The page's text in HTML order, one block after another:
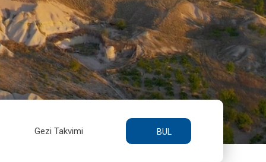
Gezi Takvimi BUL